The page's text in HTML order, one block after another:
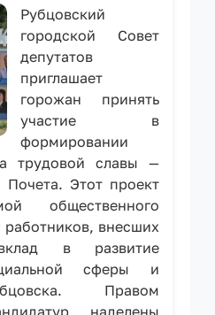
Рубцовский
городской Совет
депутатов
приглашает
горожан принять
участие в
формировании
трудовой славы —
Почета. Этот проект
общественного
работников, внесших
в развитие
сферы и
Правом
наделены